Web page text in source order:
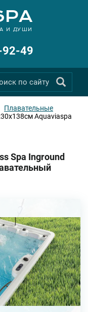
И ДУШИ
92-49
Плавательные
Aquaviaspa
Spa Inground